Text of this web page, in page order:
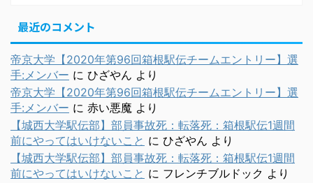
最近のコメント
帝京大学【2020年第96回箱根駅伝チームエントリー】選
手:メンバー に ひざやん より
帝京大学【2020年第96回箱根駅伝チームエントリー】選
手:メンバー に 赤い悪魔 より
【城西大学駅伝部】部員事故死：転落死：箱根駅伝1週間
前にやってはいけないこと に ひざやん より
【城西大学駅伝部】部員事故死：転落死：箱根駅伝1週間
前にやってはいけないこと に フレンチブルドック より